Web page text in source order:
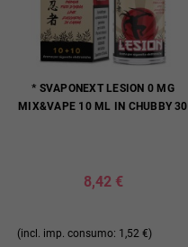
* SVAPONEXT LESION 0 MG
MIX&VAPE 10 ML IN CHUBBY 30
8,42 €
(incl. imp. consumo: 1,52 €)